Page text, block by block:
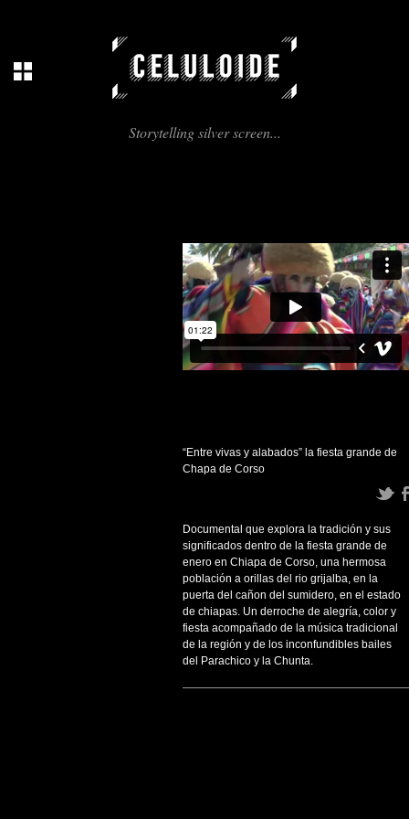
Storytelling silver screen...
“Entre vivas y alabados” la fiesta grande de
Chapa de Corso
Documental que explora la tradición y sus
significados dentro de la fiesta grande de
enero en Chiapa de Corso, una hermosa
población a orillas del rio grijalba, en la
puerta del cañon del sumidero, en el estado
de chiapas. Un derroche de alegría, color y
fiesta acompañado de la música tradicional
de la región y de los inconfundibles bailes
del Parachico y la Chunta.